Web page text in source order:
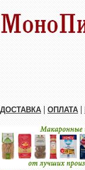
ДОСТАВКА | ОПЛАТА |